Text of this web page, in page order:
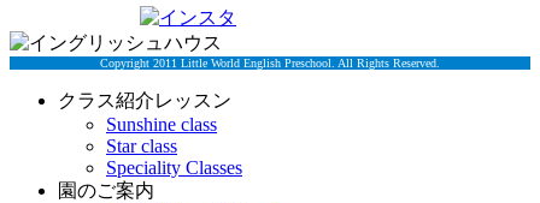
Copyright 2011 Little World English Preschool. All Rights Reserved.
クラス紹介レッスン
Sunshine class
Star class
Speciality Classes
園のご案内